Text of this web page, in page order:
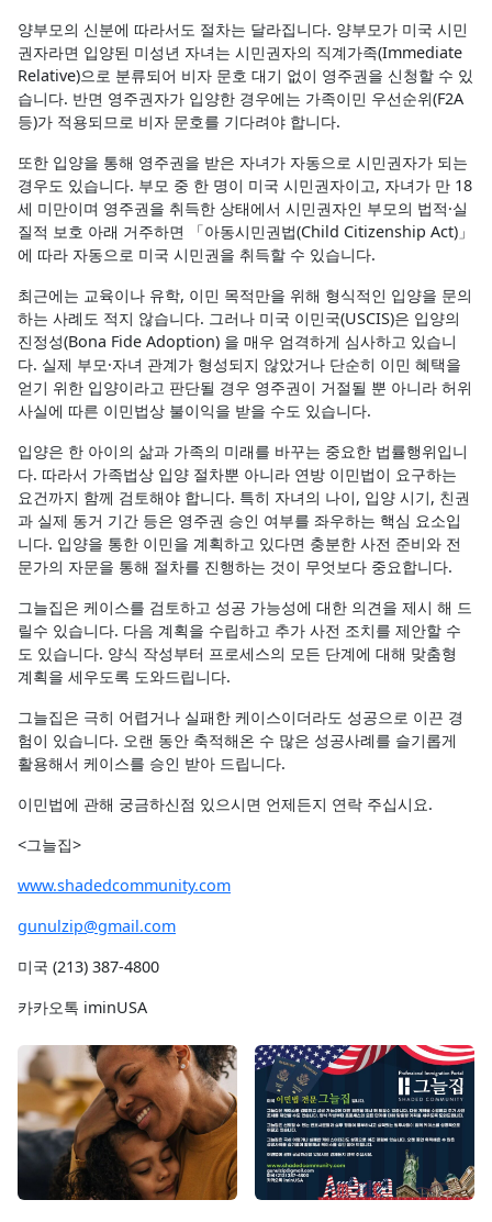
양부모의 신분에 따라서도 절차는 달라집니다. 양부모가 미국 시민
권자라면 입양된 미성년 자녀는 시민권자의 직계가족(Immediate
Relative)으로 분류되어 비자 문호 대기 없이 영주권을 신청할 수 있
습니다. 반면 영주권자가 입양한 경우에는 가족이민 우선순위(F2A
등)가 적용되므로 비자 문호를 기다려야 합니다.
또한 입양을 통해 영주권을 받은 자녀가 자동으로 시민권자가 되는
경우도 있습니다. 부모 중 한 명이 미국 시민권자이고, 자녀가 만 18
세 미만이며 영주권을 취득한 상태에서 시민권자인 부모의 법적·실
질적 보호 아래 거주하면 「아동시민권법(Child Citizenship Act)」
에 따라 자동으로 미국 시민권을 취득할 수 있습니다.
최근에는 교육이나 유학, 이민 목적만을 위해 형식적인 입양을 문의
하는 사례도 적지 않습니다. 그러나 미국 이민국(USCIS)은 입양의
진정성(Bona Fide Adoption) 을 매우 엄격하게 심사하고 있습니
다. 실제 부모·자녀 관계가 형성되지 않았거나 단순히 이민 혜택을
얻기 위한 입양이라고 판단될 경우 영주권이 거절될 뿐 아니라 허위
사실에 따른 이민법상 불이익을 받을 수도 있습니다.
입양은 한 아이의 삶과 가족의 미래를 바꾸는 중요한 법률행위입니
다. 따라서 가족법상 입양 절차뿐 아니라 연방 이민법이 요구하는
요건까지 함께 검토해야 합니다. 특히 자녀의 나이, 입양 시기, 친권
과 실제 동거 기간 등은 영주권 승인 여부를 좌우하는 핵심 요소입
니다. 입양을 통한 이민을 계획하고 있다면 충분한 사전 준비와 전
문가의 자문을 통해 절차를 진행하는 것이 무엇보다 중요합니다.
그늘집은 케이스를 검토하고 성공 가능성에 대한 의견을 제시 해 드
릴수 있습니다. 다음 계획을 수립하고 추가 사전 조치를 제안할 수
도 있습니다. 양식 작성부터 프로세스의 모든 단계에 대해 맞춤형
계획을 세우도록 도와드립니다.
그늘집은 극히 어렵거나 실패한 케이스이더라도 성공으로 이끈 경
험이 있습니다. 오랜 동안 축적해온 수 많은 성공사례를 슬기롭게
활용해서 케이스를 승인 받아 드립니다.
이민법에 관해 궁금하신점 있으시면 언제든지 연락 주십시요.
<그늘집>
www.shadedcommunity.com
gunulzip@gmail.com
미국 (213) 387-4800
카카오톡 iminUSA